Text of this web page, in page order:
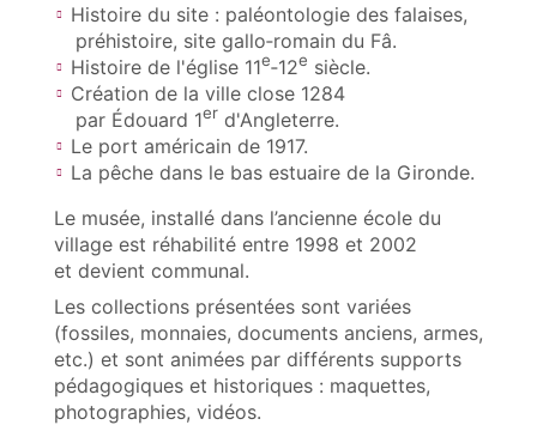
Histoire du site : paléontologie des falaises,
préhistoire, site gallo‑romain du Fâ.
Histoire de l'église 11e‑12e siècle.
Création de la ville close 1284
par Édouard 1erd'Angleterre.
Le port américain de 1917.
La pêche dans le bas estuaire de la Gironde.
Le musée, installé dans l’ancienne école du
village est réhabilité entre 1998 et 2002
et devient communal.
Les collections présentées sont variées
(fossiles, monnaies, documents anciens, armes,
etc.) et sont animées par différents supports
pédagogiques et historiques : maquettes,
photographies, vidéos.